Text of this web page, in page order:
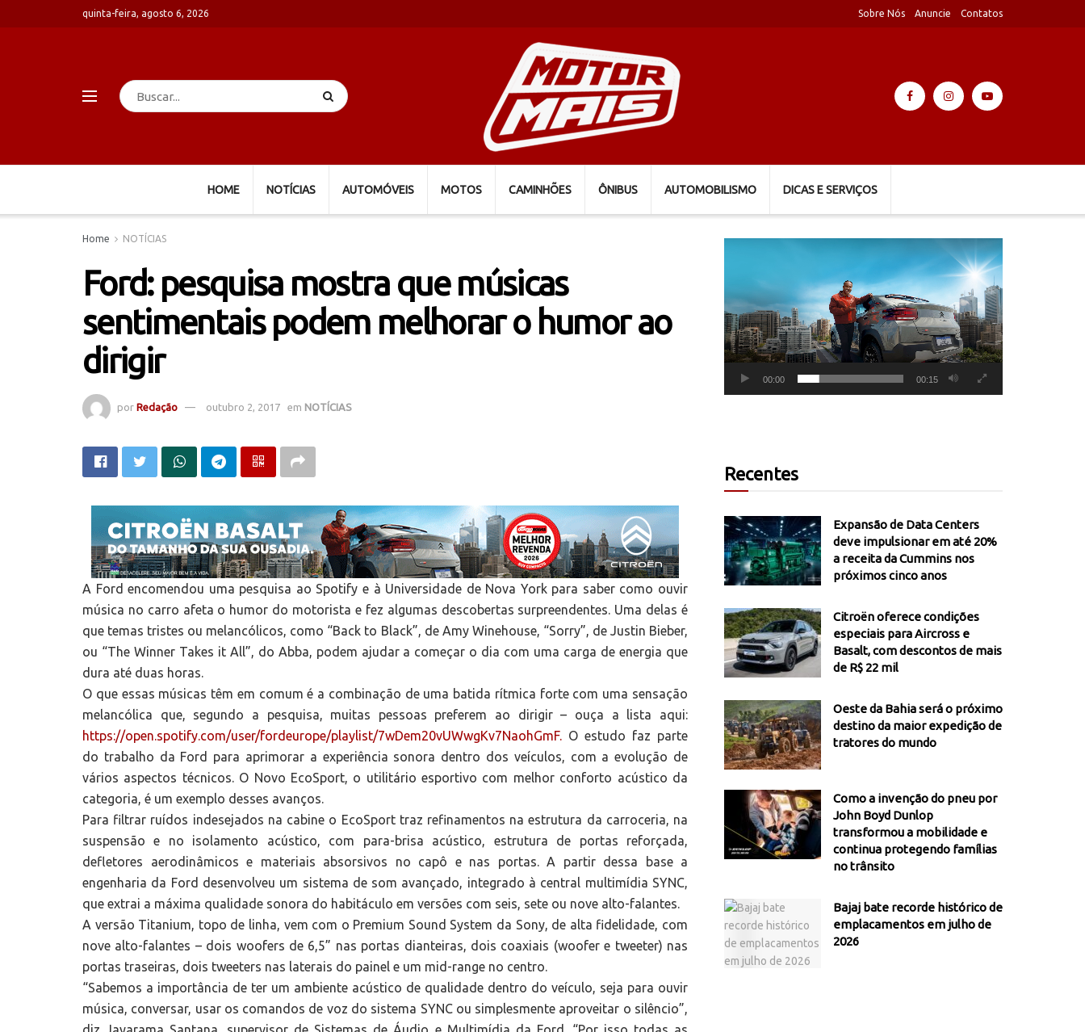
quinta-feira, agosto 6, 2026 Sobre Nós Anuncie Contatos
HOME NOTÍCIAS AUTOMÓVEIS MOTOS CAMINHÕES ÔNIBUS AUTOMOBILISMO DICAS E SERVIÇOS
Home NOTÍCIAS
Ford: pesquisa mostra que músicas
sentimentais podem melhorar o humor ao
dirigir
por Redação outubro 2, 2017 em NOTÍCIAS
A Ford encomendou uma pesquisa ao Spotify e à Universidade de Nova York para saber como ouvir
música no carro afeta o humor do motorista e fez algumas descobertas surpreendentes. Uma delas é
que temas tristes ou melancólicos, como “Back to Black”, de Amy Winehouse, “Sorry”, de Justin Bieber,
ou “The Winner Takes it All”, do Abba, podem ajudar a começar o dia com uma carga de energia que
dura até duas horas.
O que essas músicas têm em comum é a combinação de uma batida rítmica forte com uma sensação
melancólica que, segundo a pesquisa, muitas pessoas preferem ao dirigir – ouça a lista aqui:
https://open.spotify.com/user/fordeurope/playlist/7wDem20vUWwgKv7NaohGmF. O estudo faz parte
do trabalho da Ford para aprimorar a experiência sonora dentro dos veículos, com a evolução de
vários aspectos técnicos. O Novo EcoSport, o utilitário esportivo com melhor conforto acústico da
categoria, é um exemplo desses avanços.
Para filtrar ruídos indesejados na cabine o EcoSport traz refinamentos na estrutura da carroceria, na
suspensão e no isolamento acústico, com para-brisa acústico, estrutura de portas reforçada,
defletores aerodinâmicos e materiais absorsivos no capô e nas portas. A partir dessa base a
engenharia da Ford desenvolveu um sistema de som avançado, integrado à central multimídia SYNC,
que extrai a máxima qualidade sonora do habitáculo em versões com seis, sete ou nove alto-falantes.
A versão Titanium, topo de linha, vem com o Premium Sound System da Sony, de alta fidelidade, com
nove alto-falantes – dois woofers de 6,5” nas portas dianteiras, dois coaxiais (woofer e tweeter) nas
portas traseiras, dois tweeters nas laterais do painel e um mid-range no centro.
“Sabemos a importância de ter um ambiente acústico de qualidade dentro do veículo, seja para ouvir
música, conversar, usar os comandos de voz do sistema SYNC ou simplesmente aproveitar o silêncio”,
00:00 00:15
Recentes
Expansão de Data Centers
deve impulsionar em até 20%
a receita da Cummins nos
próximos cinco anos
Citroën oferece condições
especiais para Aircross e
Basalt, com descontos de mais
de R$ 22 mil
Oeste da Bahia será o próximo
destino da maior expedição de
tratores do mundo
Como a invenção do pneu por
John Boyd Dunlop
transformou a mobilidade e
continua protegendo famílias
no trânsito
Bajaj bate recorde histórico de
emplacamentos em julho de
2026